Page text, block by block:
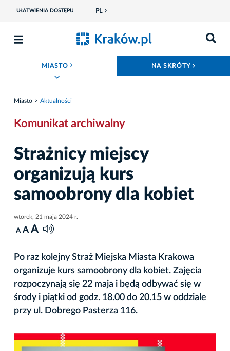
UŁATWIENIA DOSTĘPU PL
MIASTO ROZWIŃ MENU NA SKRÓTY
Miasto Aktualności
Komunikat archiwalny
Strażnicy miejscy
organizują kurs
samoobrony dla kobiet
wtorek, 21 maja 2024 r.
A A A
Po raz kolejny Straż Miejska Miasta Krakowa
organizuje kurs samoobrony dla kobiet. Zajęcia
rozpoczynają się 22 maja i będą odbywać się w
środy i piątki od godz. 18.00 do 20.15 w oddziale
przy ul. Dobrego Pasterza 116.